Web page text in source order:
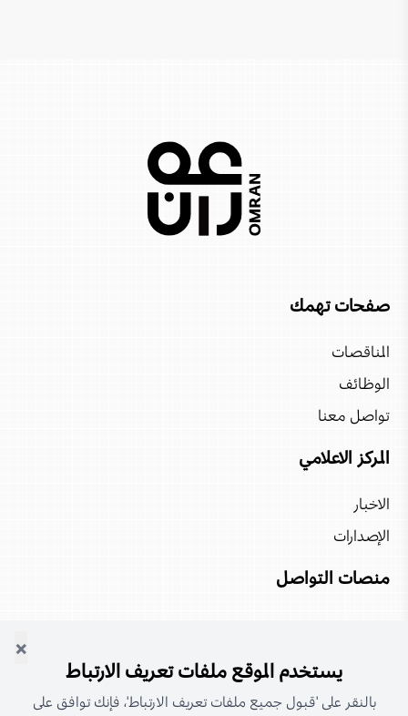
منتجع كلوب مِد مسندم
منتجع نسيم - دوسيت
فندق قصر البستان، ريتز- كارلتون
ضيافة أتانا صلالة
فندق بوتيك جويرة
منتجع هيلتون صلالة
فندق تشيدي رأس الحد
فندق شاطئ صحار
فندق فنار
ضيافة أتانا الأشخرة
أليلا الجبل الأخضر
صفحات تهمك
المناقصات
الوظائف
تواصل معنا
المركز الاعلامي
الاخبار
الإصدارات
منصات التواصل
×
يستخدم الموقع ملفات تعريف الارتباط
بالنقر على 'قبول جميع ملفات تعريف الارتباط'، فإنك توافق على